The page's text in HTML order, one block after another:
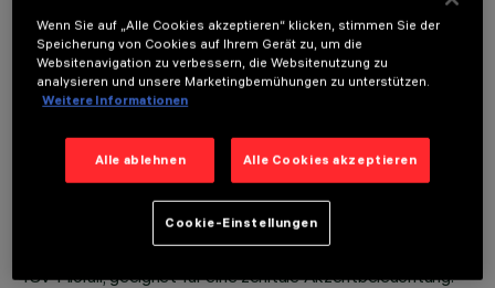
TECHNISCHE DATEN
BESCHREIBUNG
Miniaturisierte Pendelleuchte mit LED-Lichtquelle, komplett
mit Adapter für die Installation an Niedervolt-Stromschiene
48V Filorail, geeignet für eine zenitale Akzentbeleuchtung.
Wenn Sie auf „Alle Cookies akzeptieren“ klicken, stimmen Sie der
Speicherung von Cookies auf Ihrem Gerät zu, um die
Websitenavigation zu verbessern, die Websitenutzung zu
analysieren und unsere Marketingbemühungen zu unterstützen.
Weitere Informationen
Alle ablehnen Alle Cookies akzeptieren
Cookie-Einstellungen